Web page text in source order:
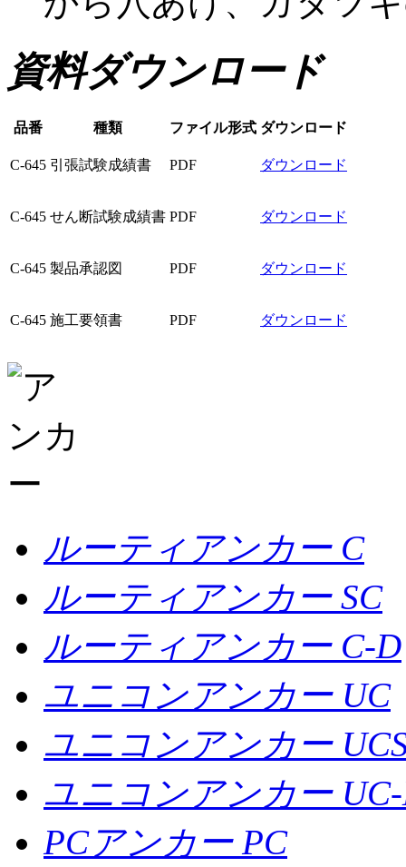
資料ダウンロード
品番 種類 ファイル形式 ダウンロード
C-645 引張試験成績書 PDF ダウンロード
C-645 せん断試験成績書 PDF ダウンロード
C-645 製品承認図 PDF ダウンロード
C-645 施工要領書 PDF ダウンロード
ルーティアンカー C
ルーティアンカー SC
ルーティアンカー C-D
ユニコンアンカー UC
ユニコンアンカー
ユニコンアンカー
PCアンカー PC